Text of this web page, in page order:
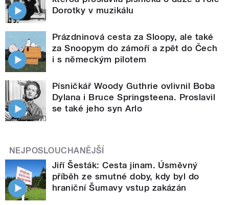
Dorotky v muzikálu
Prázdninová cesta za Sloopy, ale také
za Snoopym do zámoří a zpět do Čech
i s německým pilotem
Písničkář Woody Guthrie ovlivnil Boba
Dylana i Bruce Springsteena. Proslavil
se také jeho syn Arlo
NEJPOSLOUCHANĚJŠÍ
Jiří Šesták: Cesta jinam. Úsměvný
příběh ze smutné doby, kdy byl do
hraniční Šumavy vstup zakázán